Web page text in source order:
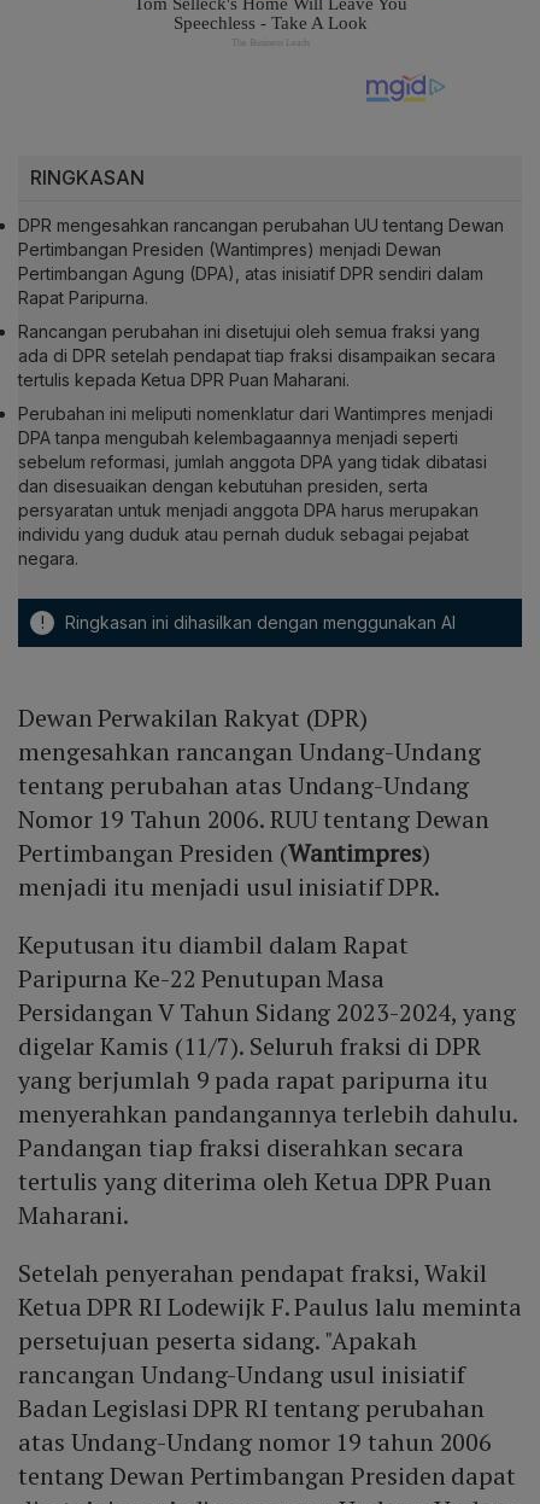
RINGKASAN
DPR mengesahkan rancangan perubahan UU tentang Dewan
Pertimbangan Presiden (Wantimpres) menjadi Dewan
Pertimbangan Agung (DPA), atas inisiatif DPR sendiri dalam
Rapat Paripurna.
Rancangan perubahan ini disetujui oleh semua fraksi yang
ada di DPR setelah pendapat tiap fraksi disampaikan secara
tertulis kepada Ketua DPR Puan Maharani.
Perubahan ini meliputi nomenklatur dari Wantimpres menjadi
DPA tanpa mengubah kelembagaannya menjadi seperti
sebelum reformasi, jumlah anggota DPA yang tidak dibatasi
dan disesuaikan dengan kebutuhan presiden, serta
persyaratan untuk menjadi anggota DPA harus merupakan
individu yang duduk atau pernah duduk sebagai pejabat
negara.
! Ringkasan ini dihasilkan dengan menggunakan AI
Dewan Perwakilan Rakyat (DPR)
mengesahkan rancangan Undang-Undang
tentang perubahan atas Undang-Undang
Nomor 19 Tahun 2006. RUU tentang Dewan
Pertimbangan Presiden (Wantimpres)
menjadi itu menjadi usul inisiatif DPR.
Keputusan itu diambil dalam Rapat
Paripurna Ke-22 Penutupan Masa
Persidangan V Tahun Sidang 2023-2024, yang
digelar Kamis (11/7). Seluruh fraksi di DPR
yang berjumlah 9 pada rapat paripurna itu
menyerahkan pandangannya terlebih dahulu.
Pandangan tiap fraksi diserahkan secara
tertulis yang diterima oleh Ketua DPR Puan
Maharani.
Setelah penyerahan pendapat fraksi, Wakil
Ketua DPR RI Lodewijk F. Paulus lalu meminta
persetujuan peserta sidang. "Apakah
rancangan Undang-Undang usul inisiatif
Badan Legislasi DPR RI tentang perubahan
atas Undang-Undang nomor 19 tahun 2006
tentang Dewan Pertimbangan Presiden dapat